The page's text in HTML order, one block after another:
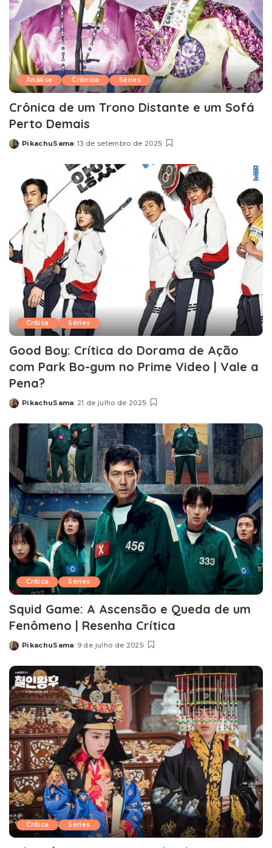
Análise Crônica Séries
Crônica de um Trono Distante e um Sofá
Perto Demais
Posted
PikachuSama 13 de setembro de 2025
Crítica Séries
Good Boy: Crítica do Dorama de Ação
com Park Bo-gum no Prime Video | Vale a
Pena?
Posted
PikachuSama 21 de julho de 2025
Crítica Séries
Squid Game: A Ascensão e Queda de um
Fenômeno | Resenha Crítica
Posted
PikachuSama 9 de julho de 2025
Crítica Séries